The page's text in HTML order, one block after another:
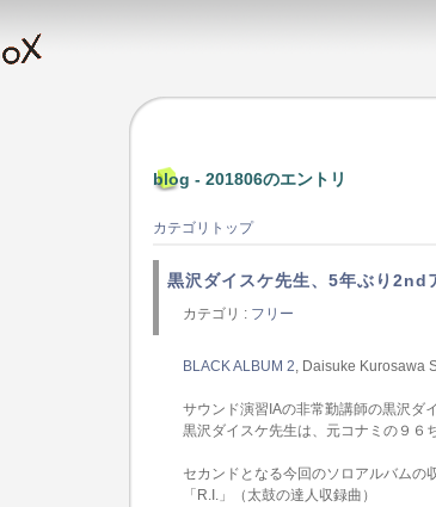
blog - 201806のエントリ
カテゴリトップ
黒沢ダイスケ先生、5年ぶり2nd
カテゴリ : フリー
BLACK ALBUM 2, Daisuke Kurosawa
サウンド演習IAの非常勤講師の黒沢ダ
黒沢ダイスケ先生は、元コナミの９６
セカンドとなる今回のソロアルバムの
「R.I.」（太鼓の達人収録曲）